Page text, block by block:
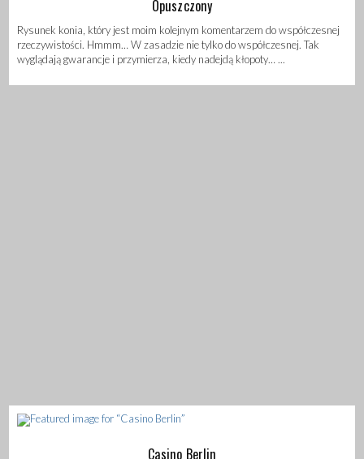
Opuszczony
Rysunek konia, który jest moim kolejnym komentarzem do współczesnej
rzeczywistości. Hmmm… W zasadzie nie tylko do współczesnej. Tak
wyglądają gwarancje i przymierza, kiedy nadejdą kłopoty… ...
Casino Berlin